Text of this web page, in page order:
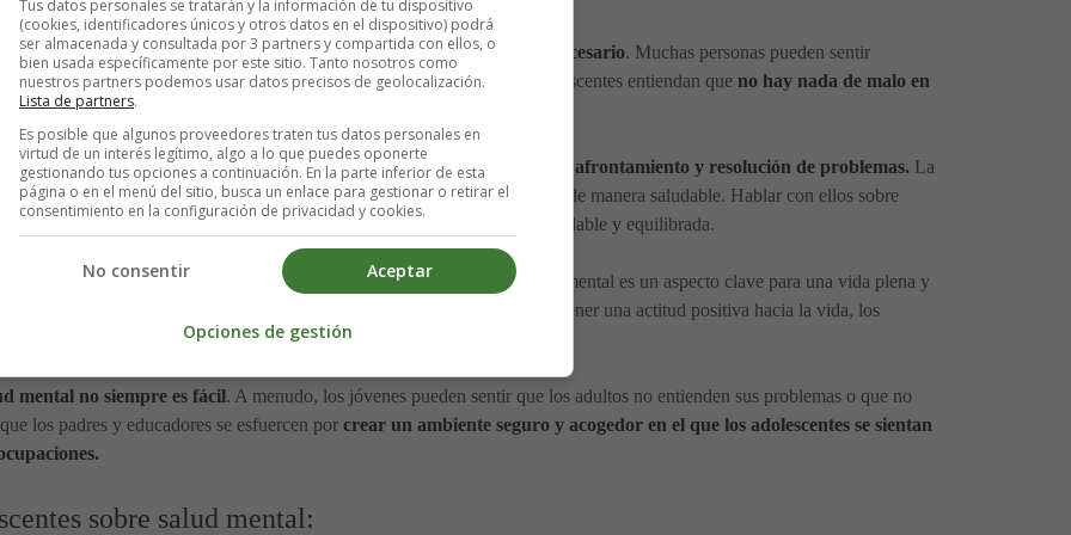
les ayuda aidentificar problemas temprano y a buscar ayuda si es necesario. Muchas personas pueden sentir
mental, especialmente si son jóvenes. Pero es importante que los adolescentes entiendan que no hay nada de malo en
cuando se necesita
sobre salud mental es que les ayuda adesarrollar habilidades de afrontamiento y resolución de problemas. La
que los jóvenes tengan habilidades para manejar estas situaciones de manera saludable. Hablar con ellos sobre
el estrés y las emociones, lo que les ayuda a tener una vida más saludable y equilibrada.
les ayuda adesarrollar una actitud positiva hacia la vida
. La salud mental es un aspecto clave para una vida plena y
la importancia de cuidar de su mente y de su
. Al tener una actitud positiva hacia la vida, los
los desafíos y situaciones difíciles que surjan en su camino.
mental no siempre es fácil. A menudo, los jóvenes pueden sentir que los adultos no entienden sus problemas o que no
los padres y educadores se esfuercen por crear un ambiente seguro y acogedor en el que los adolescentes se sientan
sobre salud mental:
Tus datos personales se tratarán y la información de tu dispositivo
(cookies, identificadores únicos y otros datos en el dispositivo) podrá
ser almacenada y consultada por 3 partners y compartida con ellos, o
bien usada específicamente por este sitio. Tanto nosotros como
nuestros partners podemos usar datos precisos de geolocalización.
Lista de partners.
Es posible que algunos proveedores traten tus datos personales en
virtud de un interés legítimo, algo a lo que puedes oponerte
gestionando tus opciones a continuación. En la parte inferior de esta
página o en el menú del sitio, busca un enlace para gestionar o retirar el
consentimiento en la configuración de privacidad y cookies.
Aceptar
No consentir
Opciones de gestión